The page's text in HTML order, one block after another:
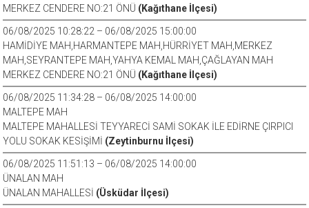
MERKEZ CENDERE NO:21 ÖNÜ (Kağıthane İlçesi)
06/08/2025 10:28:22 – 06/08/2025 15:00:00
HAMİDİYE MAH,HARMANTEPE MAH,HÜRRİYET MAH,MERKEZ
MAH,SEYRANTEPE MAH,YAHYA KEMAL MAH,ÇAĞLAYAN MAH
MERKEZ CENDERE NO:21 ÖNÜ (Kağıthane İlçesi)
06/08/2025 11:34:28 – 06/08/2025 14:00:00
MALTEPE MAH
MALTEPE MAHALLESİ TEYYARECİ SAMİ SOKAK İLE EDİRNE ÇIRPICI
YOLU SOKAK KESİŞİMİ (Zeytinburnu İlçesi)
06/08/2025 11:51:13 – 06/08/2025 14:00:00
ÜNALAN MAH
ÜNALAN MAHALLESİ (Üsküdar İlçesi)